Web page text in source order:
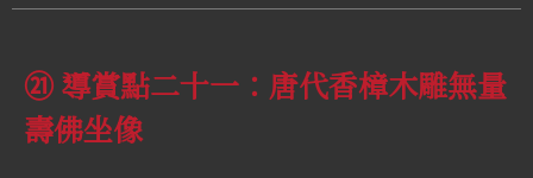
㉑ 導賞點二十一：唐代香樟木雕無量
壽佛坐像